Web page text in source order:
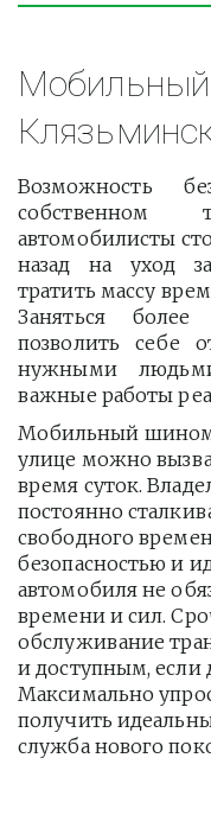
Возможность
собственном
автомобилисты
назад на уход
тратить массу
Заняться
позволить себе
нужными
важные работы
Мобильный
улице можно
время суток.
постоянно
свободного
безопасностью и
автомобиля не
времени и сил.
обслуживание
и доступным, если
Максимально
получить
служба нового